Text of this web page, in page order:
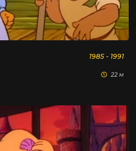
1985 - 1991
22 м